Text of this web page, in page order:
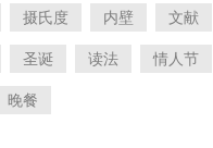
摄氏度 内壁 文献
圣诞 读法 情人节
晚餐